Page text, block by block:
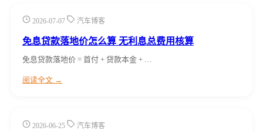
2026-07-07 汽车博客
免息贷款落地价怎么算 无利息总费用核算
免息贷款落地价 = 首付 + 贷款本金 + …
阅读全文 →
2026-06-25 汽车博客